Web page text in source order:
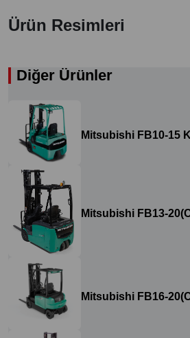
Ürün Resimleri
Diğer Ürünler
Mitsubishi FB10-15
Mitsubishi FB13-
Mitsubishi